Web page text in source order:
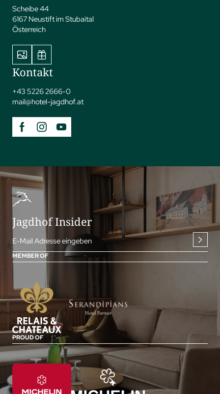
Scheibe 44
6167 Neustift im Stubaital
Österreich
Kontakt
+43 5226 2666-0
mail@hotel-jagdhof.at
Jagdhof Insider
E-Mail Adresse eingeben
MEMBER OF
PROUD OF